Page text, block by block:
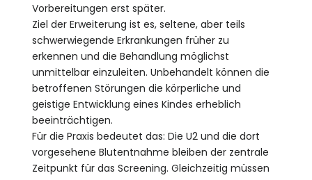
Vorbereitungen erst später.
Ziel der Erweiterung ist es, seltene, aber teils
schwerwiegende Erkrankungen früher zu
erkennen und die Behandlung möglichst
unmittelbar einzuleiten. Unbehandelt können die
betroffenen Störungen die körperliche und
geistige Entwicklung eines Kindes erheblich
beeinträchtigen.
Für die Praxis bedeutet das: Die U2 und die dort
vorgesehene Blutentnahme bleiben der zentrale
Zeitpunkt für das Screening. Gleichzeitig müssen